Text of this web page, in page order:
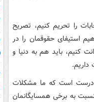
را تحریم کنیم، تصریح
استیفای حقوقمان را در
کنیم، باید هم به دنیا و
درست است که ما مشکلات
به برخی همسایگانمان